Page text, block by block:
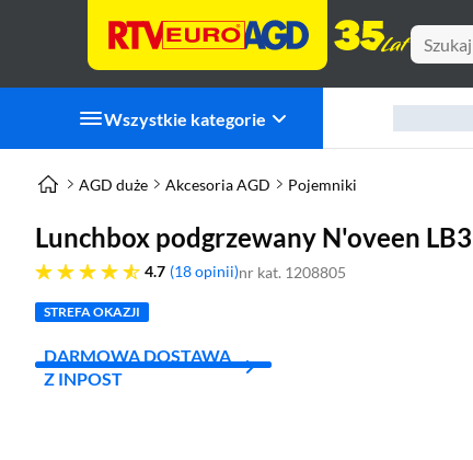
Wszystkie kategorie
AGD duże Akcesoria AGD Pojemniki
Lunchbox podgrzewany N'oveen
4.7
4.7 gwiazdek 18 opinii nr kat. 1208805
STREFA OKAZJI
DARMOWA DOSTAWA
Z INPOST